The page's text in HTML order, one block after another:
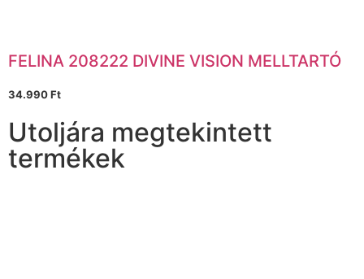
FELINA 208222 DIVINE VISION MELLTARTÓ
34.990Ft
Utoljára megtekintett
termékek